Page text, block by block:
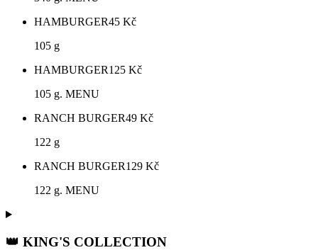
HAMBURGER45 Kč
105 g
HAMBURGER125 Kč
105 g. MENU
RANCH BURGER49 Kč
122 g
RANCH BURGER129 Kč
122 g. MENU
👑 KING'S COLLECTION